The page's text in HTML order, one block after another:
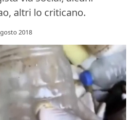
altri lo criticano.
2018